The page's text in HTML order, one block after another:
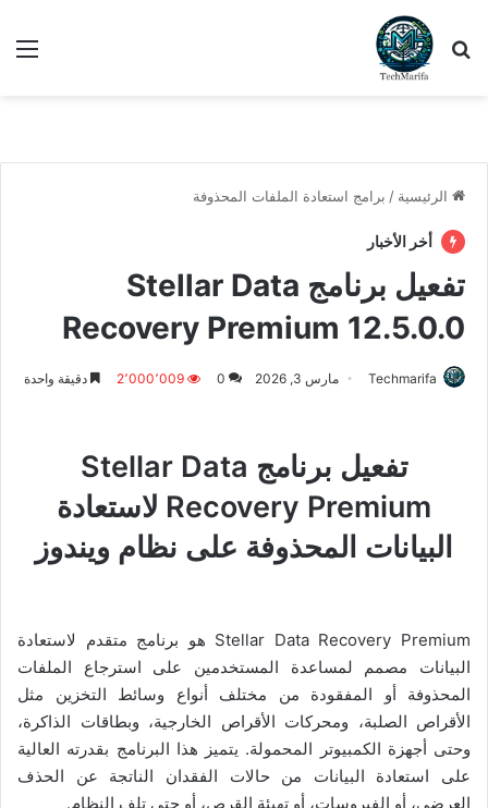
بحث عن
الرئيسية / برامج استعادة الملفات المحذوفة
أخر الأخبار
تفعيل برنامج Stellar Data
Recovery Premium 12.5.0.0
Techmarifa مارس 3, 2026 0 2٬000٬009 دقيقة واحدة
تفعيل برنامج Stellar Data
Recovery Premium لاستعادة
البيانات المحذوفة على نظام ويندوز
Stellar Data Recovery Premium هو برنامج متقدم لاستعادة
البيانات مصمم لمساعدة المستخدمين على استرجاع الملفات
المحذوفة أو المفقودة من مختلف أنواع وسائط التخزين مثل
الأقراص الصلبة، ومحركات الأقراص الخارجية، وبطاقات الذاكرة،
وحتى أجهزة الكمبيوتر المحمولة. يتميز هذا البرنامج بقدرته العالية
على استعادة البيانات من حالات الفقدان الناتجة عن الحذف
العرضي، أو الفيروسات، أو تهيئة القرص، أو حتى تلف النظام.